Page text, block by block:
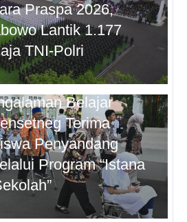
Praspa 2026,
Lantik 1.177
TNI-Polri
Belajar
Terima
Penyandang
Program “Istana